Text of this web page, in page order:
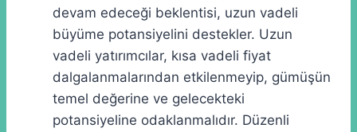
devam edeceği beklentisi, uzun vadeli
büyüme potansiyelini destekler. Uzun
vadeli yatırımcılar, kısa vadeli fiyat
dalgalanmalarından etkilenmeyip, gümüşün
temel değerine ve gelecekteki
potansiyeline odaklanmalıdır. Düzenli